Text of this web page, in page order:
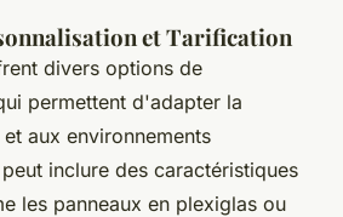
et Tarification
divers options de
permettent d'adapter la
aux environnements
inclure des caractéristiques
les panneaux en plexiglas ou